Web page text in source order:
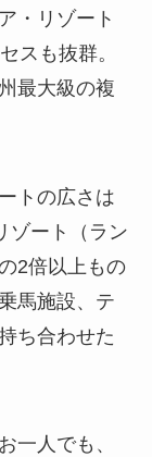
・リゾート
スも抜群。
最大級の複
トの広さは
ゾート（ラン
2倍以上もの
馬施設、テ
ち合わせた
一人でも、